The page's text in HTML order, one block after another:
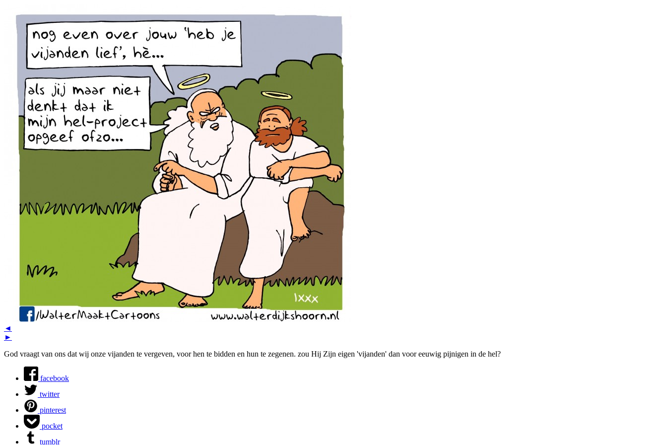
◄
►
God vraagt van ons dat wij onze vijanden te vergeven, voor hen te bidden en hun te zegenen. zou Hij Zijn eigen 'vijanden' dan voor eeuwig pijnigen in de hel?
facebook
twitter
pinterest
pocket
tumblr